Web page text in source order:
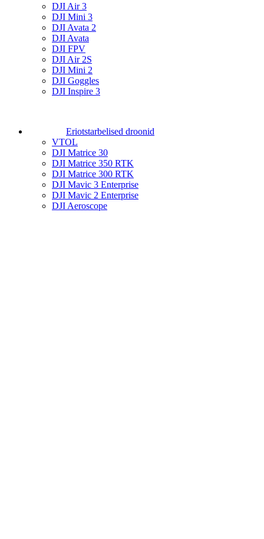
DJI Air 3
DJI Mini 3
DJI Avata 2
DJI Avata
DJI FPV
DJI Air 2S
DJI Mini 2
DJI Goggles
DJI Inspire 3
Eriotstarbelised droonid
VTOL
DJI Matrice 30
DJI Matrice 350 RTK
DJI Matrice 300 RTK
DJI Mavic 3 Enterprise
DJI Mavic 2 Enterprise
DJI Aeroscope